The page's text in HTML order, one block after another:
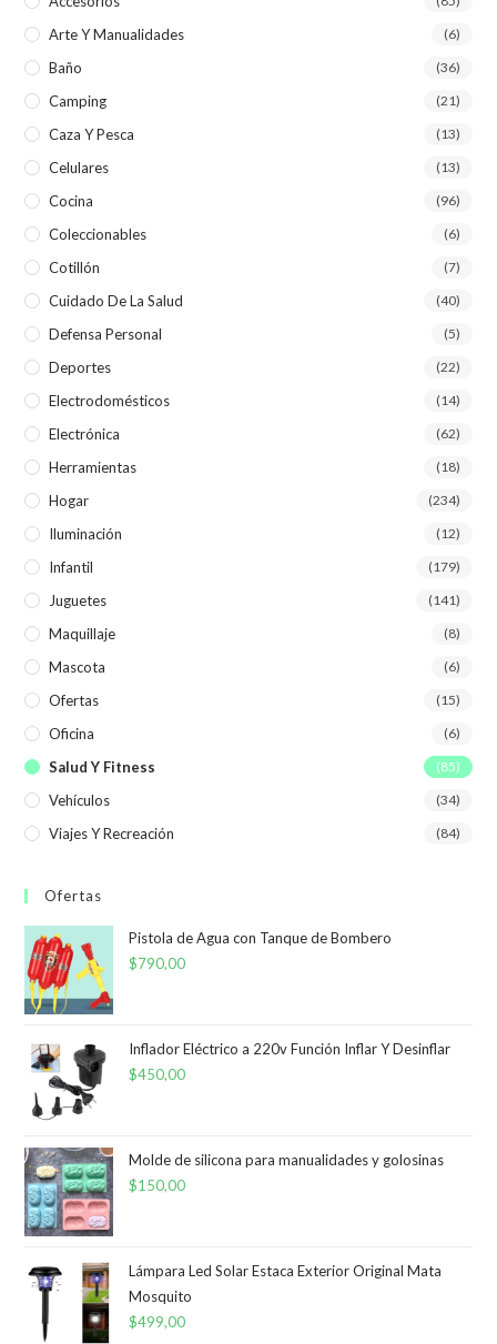
Arte Y Manualidades (6)
Baño (36)
Camping (21)
Caza Y Pesca (13)
Celulares (13)
Cocina (96)
Coleccionables (6)
Cotillón (7)
Cuidado De La Salud (40)
Defensa Personal (5)
Deportes (22)
Electrodomésticos (14)
Electrónica (62)
Herramientas (18)
Hogar (234)
Iluminación (12)
Infantil (179)
Juguetes (141)
Maquillaje (8)
Mascota (6)
Ofertas (15)
Oficina (6)
Salud Y Fitness (85)
Vehículos (34)
Viajes Y Recreación (84)
Ofertas
Pistola de Agua con Tanque de Bombero
$790,00
Inflador Eléctrico a 220v Función Inflar Y Desinflar
$450,00
Molde de silicona para manualidades y golosinas
$150,00
Lámpara Led Solar Estaca Exterior Original Mata
Mosquito
$499,00